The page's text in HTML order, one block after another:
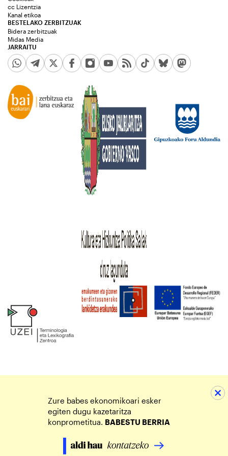
JARRAITU
cc Lizentzia
Kanal etikoa
BESTELAKO ZERBITZUAK
Bidera zerbitzuak
Midas Media
Zure babes ekonomikoari esker
egiten dugu kazetaritza
konprometitua. BABESTU BERRIA